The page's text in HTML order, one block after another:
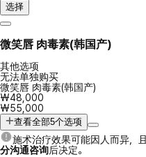
选择
微笑唇 肉毒素(韩国产)
其他选项
无法单独购买
微笑唇 肉毒素(韩国产)
₩48,000
₩55,000
查看全部5个选项
施术治疗效果可能因人而异，且
分沟通咨询后决定。